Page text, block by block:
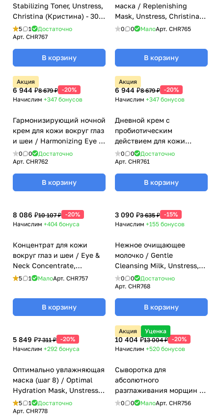
Stabilizing Toner, Unstress,
Christina (Кристина) - 300
мл
5 1
Достаточно
Арт. CHR767
В корзину
маска / Replenishing
Mask, Unstress, Christina
(Кристина) - 50 мл
0 0 МалоАрт. CHR765
В корзину
Акция
6 944 ₽8 679 ₽ -20%
Начислим +347 бонусов
Гармонизирующий ночной
крем для кожи вокруг глаз
и шеи / Harmonizing Eye &
Neck Night Cream,
Unstress, Christina
(Кристина) - 30 мл
0 0
Достаточно
Арт. CHR762
В корзину
Акция
6 944 ₽8 679 ₽ -20%
Начислим +347 бонусов
Дневной крем с
пробиотическим
действием для кожи
вокруг глаз и шеи СПФ 8 /
Probiotic Day Cream Eye &
Neck SPF 8, Unstress,
Christina (Кристина) - 30
мл
0 0
Достаточно
Арт. CHR761
В корзину
8 086 ₽10 107 ₽ -20%
Начислим +404 бонуса
Концентрат для кожи
вокруг глаз и шеи / Eye &
Neck Concentrate,
Unstress, Christina
5 1 МалоАрт. CHR757
В корзину
3 090 ₽3 635 ₽ -15%
Начислим +155 бонусов
Нежное очищающее
молочко / Gentle
Cleansing Milk, Unstress,
Christina (Кристина) - 300
мл
0 0
Достаточно
Арт. CHR768
В корзину
5 849 ₽7 311 ₽ -20%
Начислим +292 бонуса
Оптимально увлажняющая
маска (шаг 8) / Optimal
Hydration Mask, Unstress,
Christina (Кристина) - 250
мл
5 1
Достаточно
Арт. CHR778
Акция Уценка
10 404 ₽13 004 ₽ -20%
Начислим +520 бонусов
Сыворотка для
абсолютного
разглаживания морщин /
Absolute Relaxer, Unstress,
0 0 МалоАрт. CHR756